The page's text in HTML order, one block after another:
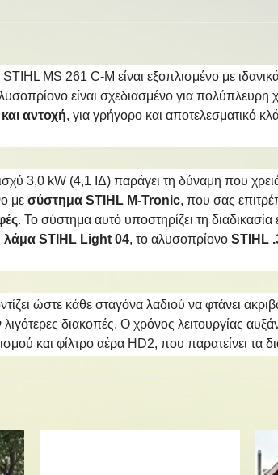
MS 261 C-M είναι εξοπλισμένο με
είναι σχεδιασμένο για
αντοχή, για γρήγορο και αποτελεσματικό
3,0 kW (4,1 ΙΔ) παράγει τη δύναμη που
με σύστημα STIHL M-Tronic, που σας
. Το σύστημα αυτό υποστηρίζει τη
λάμα STIHL Light 04, το αλυσοπρίονο STIHL
ώστε κάθε σταγόνα λαδιού να φτάνει
διακοπές. Ο χρόνος λειτουργίας
και φίλτρο αέρα HD2, που παρατείνει τα